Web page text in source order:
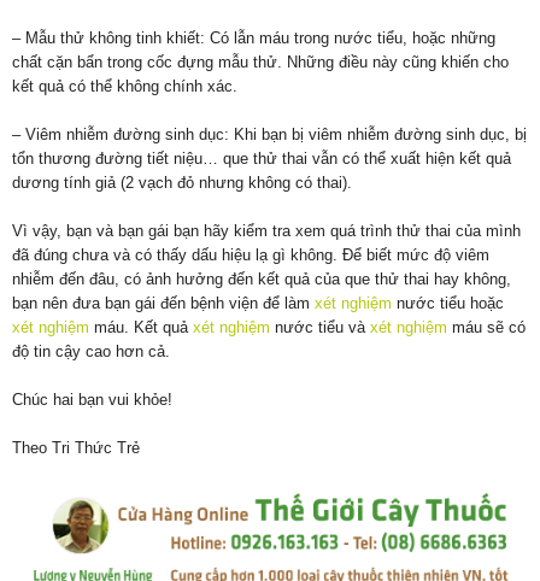
– Mẫu thử không tinh khiết: Có lẫn máu trong nước tiểu, hoặc những
chất cặn bẩn trong cốc đựng mẫu thử. Những điều này cũng khiến cho
kết quả có thể không chính xác.
– Viêm nhiễm đường sinh dục: Khi bạn bị viêm nhiễm đường sinh dục, bị
tổn thương đường tiết niệu… que thử thai vẫn có thể xuất hiện kết quả
dương tính giả (2 vạch đỏ nhưng không có thai).
Vì vậy, bạn và bạn gái bạn hãy kiểm tra xem quá trình thử thai của mình
đã đúng chưa và có thấy dấu hiệu lạ gì không. Để biết mức độ viêm
nhiễm đến đâu, có ảnh hưởng đến kết quả của que thử thai hay không,
bạn nên đưa bạn gái đến bệnh viện để làm xét nghiệm nước tiểu hoặc
xét nghiệm máu. Kết quả xét nghiệm nước tiểu và xét nghiệm máu sẽ có
độ tin cậy cao hơn cả.
Chúc hai bạn vui khỏe!
Theo Tri Thức Trẻ